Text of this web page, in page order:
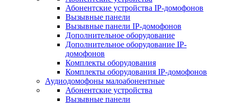
Абонентские устройства IP-домофонов
Вызывные панели
Вызывные панели IP-домофонов
Дополнительное оборудование
Дополнительное оборудование IP-
домофонов
Комплекты оборудования
Комплекты оборудования IP-домофонов
Аудиодомофоны малоабонентные
Абонентские устройства
Вызывные панели